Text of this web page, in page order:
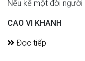
Nếu kể một đời người
CAO VI KHANH
Đọc tiếp